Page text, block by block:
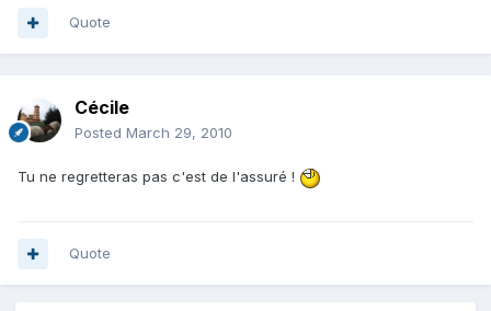
Quote
Cécile
Posted March 29, 2010
Tu ne regretteras pas c'est de l'assuré !
Quote